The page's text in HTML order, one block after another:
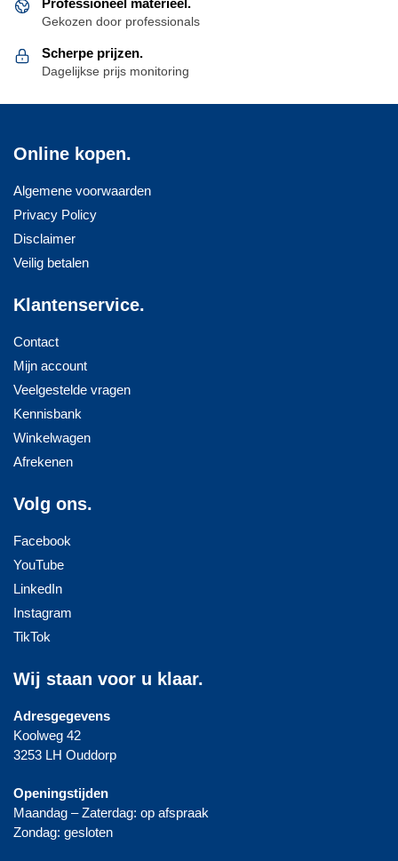
Professioneel materieel.
Gekozen door professionals
Scherpe prijzen.
Dagelijkse prijs monitoring
Online kopen.
Algemene voorwaarden
Privacy Policy
Disclaimer
Veilig betalen
Klantenservice.
Contact
Mijn account
Veelgestelde vragen
Kennisbank
Winkelwagen
Afrekenen
Volg ons.
Facebook
YouTube
LinkedIn
Instagram
TikTok
Wij staan voor u klaar.
Adresgegevens
Koolweg 42
3253 LH Ouddorp
Openingstijden
Maandag – Zaterdag: op afspraak
Zondag: gesloten